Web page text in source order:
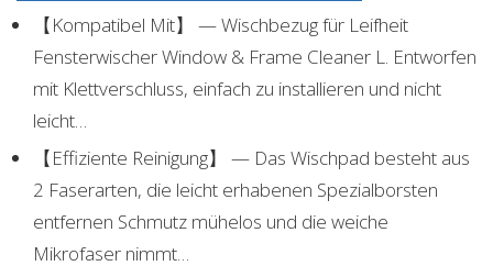
【Kompatibel Mit】 — Wischbezug für Leifheit
Fensterwischer Window & Frame Cleaner L. Entworfen
mit Klettverschluss, einfach zu installieren und nicht
leicht…
【Effiziente Reinigung】 — Das Wischpad besteht aus
2 Faserarten, die leicht erhabenen Spezialborsten
entfernen Schmutz mühelos und die weiche
Mikrofaser nimmt…